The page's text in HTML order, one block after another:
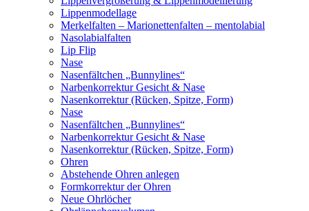
Lippenmodellage
Merkelfalten – Marionettenfalten – mentolabial
Nasolabialfalten
Lip Flip
Nase
Nasenfältchen „Bunnylines“
Narbenkorrektur Gesicht & Nase
Nasenkorrektur (Rücken, Spitze, Form)
Nase
Nasenfältchen „Bunnylines“
Narbenkorrektur Gesicht & Nase
Nasenkorrektur (Rücken, Spitze, Form)
Ohren
Abstehende Ohren anlegen
Formkorrektur der Ohren
Neue Ohrlöcher